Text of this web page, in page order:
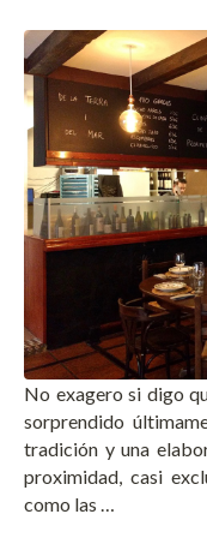
No exagero si digo
sorprendido
tradición y una
proximidad, casi
como las …